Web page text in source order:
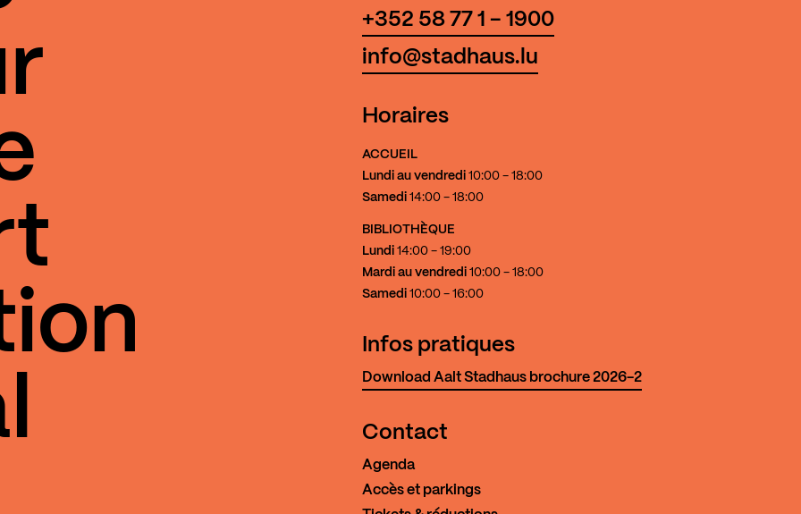
+352 58 77 1 - 1900
info@stadhaus.lu
Horaires
ACCUEIL
Lundi au vendredi 10:00 - 18:00
Samedi 14:00 - 18:00
BIBLIOTHÈQUE
Lundi 14:00 - 19:00
Mardi au vendredi 10:00 - 18:00
Samedi 10:00 - 16:00
Infos pratiques
Download Aalt Stadhaus brochure 2026-2
Contact
Agenda
Accès et parkings